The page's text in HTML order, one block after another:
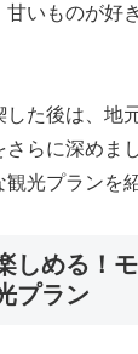
甘いものが好
した後は、地
さらに深めま
光プランを
しめる！
プラン